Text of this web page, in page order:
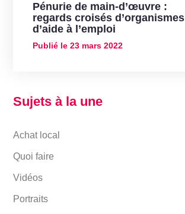
Pénurie de main-d’œuvre :
regards croisés d’organismes
d’aide à l’emploi
Publié le23 mars 2022
Sujets à la une
Achat local
Quoi faire
Vidéos
Portraits